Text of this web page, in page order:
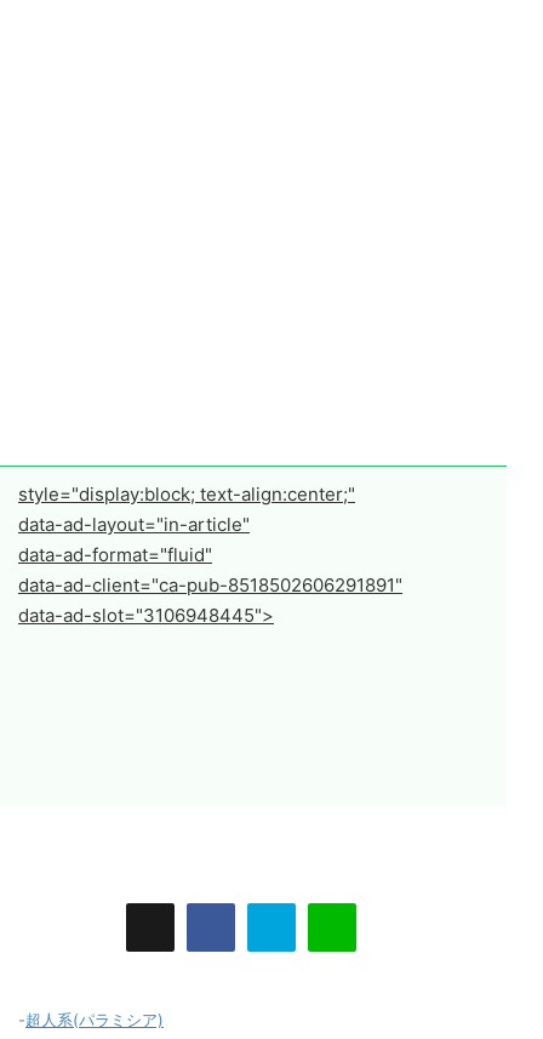
style="display:block; text-align:center;"
data-ad-layout="in-article"
data-ad-format="fluid"
data-ad-client="ca-pub-8518502606291891"
data-ad-slot="3106948445">
-超人系(パラミシア)